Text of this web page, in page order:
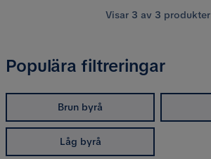
Visar 3 av 3 produkter
Populära filtreringar
Brun byrå
Låg byrå